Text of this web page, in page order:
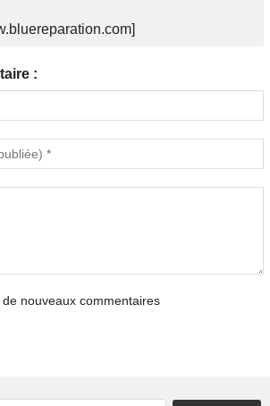
:
nouveaux commentaires